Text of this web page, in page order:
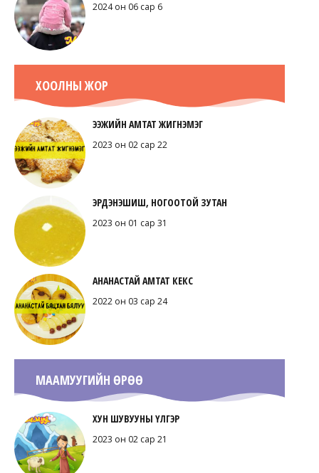
2024 он 06 сар 6
ХООЛНЫ ЖОР
ЭЭЖИЙН АМТАТ ЖИГНЭМЭГ
2023 он 02 сар 22
ЭРДЭНЭШИШ, НОГООТОЙ ЗУТАН
2023 он 01 сар 31
АНАНАСТАЙ АМТАТ КЕКС
2022 он 03 сар 24
МААМУУГИЙН ӨРӨӨ
ХУН ШУВУУНЫ ҮЛГЭР
2023 он 02 сар 21